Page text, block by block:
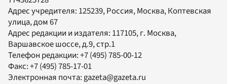
Адрес учредителя: 125239, Россия, Москва, Коптевская
улица, дом 67
Адрес редакции и издателя: 117105, г. Москва,
Варшавское шоссе, д.9, стр.1
Телефон редакции:+7 (495) 785-00-12
Факс:+7 (495) 785-17-01
Электронная почта: gazeta@gazeta.ru